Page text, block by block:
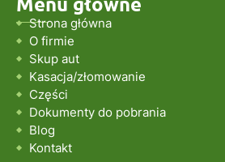
Strona główna
O firmie
Skup aut
Kasacja/złomowanie
Części
Dokumenty do pobrania
Blog
Kontakt